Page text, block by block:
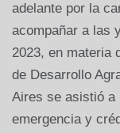
adelante por la
acompañar a las
2023, en materia
de Desarrollo
Aires se asistió a
emergencia y